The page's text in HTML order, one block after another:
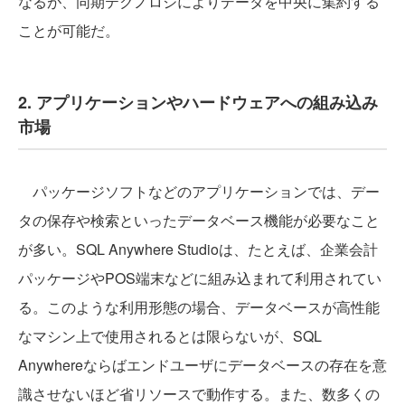
ことが可能だ。
2. アプリケーションやハードウェアへの組み込み
市場
パッケージソフトなどのアプリケーションでは、デー
タの保存や検索といったデータベース機能が必要なこと
が多い。SQL Anywhere Studioは、たとえば、企業会計
パッケージやPOS端末などに組み込まれて利用されてい
る。このような利用形態の場合、データベースが高性能
なマシン上で使用されるとは限らないが、SQL
Anywhereならばエンドユーザにデータベースの存在を意
識させないほど省リソースで動作する。また、数多くの